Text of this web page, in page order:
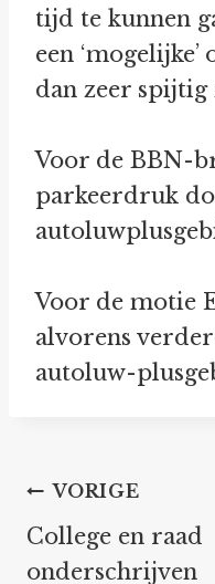
tijd te kunnen
een
dan zeer spijtig
Voor de BBN-
parkeerdruk
Voor de motie
alvorens
autoluw-
Bericht
navigatie
VORIGE
College en raad
onderschrijven